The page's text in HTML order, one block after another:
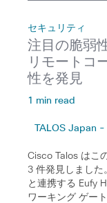
セキュリティ
注目の脆弱
リモートコ
性を発見
1 min read
TALOS Japan
Cisco Talos はこ
3 件発見しまし
と連携する Eufy
ワーキング ゲー